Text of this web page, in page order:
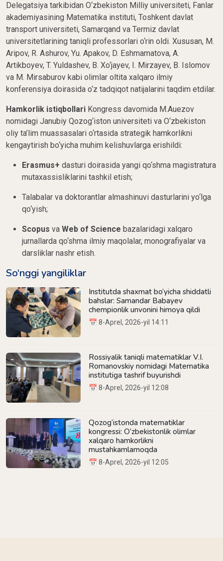
Delegatsiya tarkibidan O‘zbekiston Milliy universiteti, Fanlar
akademiyasining Matematika instituti, Toshkent davlat
transport universiteti, Samarqand va Termiz davlat
universitetlarining taniqli professorlari o‘rin oldi. Xususan, M.
Aripov, R. Ashurov, Yu. Apakov, D. Eshmamatova, A.
Artikboyev, T. Yuldashev, B. Xo‘jayev, I. Mirzayev, B. Islomov
va M. Mirsaburov kabi olimlar oltita xalqaro ilmiy
konferensiya doirasida o‘z tadqiqot natijalarini taqdim etdilar.
Hamkorlik istiqbollari Kongress davomida M.Auezov
nomidagi Janubiy Qozog‘iston universiteti va O‘zbekiston
oliy ta’lim muassasalari o‘rtasida strategik hamkorlikni
kengaytirish bo‘yicha muhim kelishuvlarga erishildi:
Erasmus+ dasturi doirasida yangi qo‘shma magistratura
mutaxassisliklarini tashkil etish;
Talabalar va doktorantlar almashinuvi dasturlarini yo‘lga
qo‘yish;
Scopus va Web of Science bazalaridagi xalqaro
jurnallarda qo‘shma ilmiy maqolalar, monografiyalar va
darsliklar nashr etish.
So‘nggi yangiliklar
Institutda shaxmat bo‘yicha shiddatli
bahslar: Samandar Babayev
chempionlik unvonini himoya qildi
📅 8-Aprel, 2026-yil 14:11
Rossiyalik taniqli matematiklar V.I.
Romanovskiy nomidagi Matematika
institutiga tashrif buyurishdi
📅 8-Aprel, 2026-yil 12:08
Qozog‘istonda matematiklar
kongressi: O‘zbekistonlik olimlar
xalqaro hamkorlikni
mustahkamlamoqda
📅 8-Aprel, 2026-yil 12:05